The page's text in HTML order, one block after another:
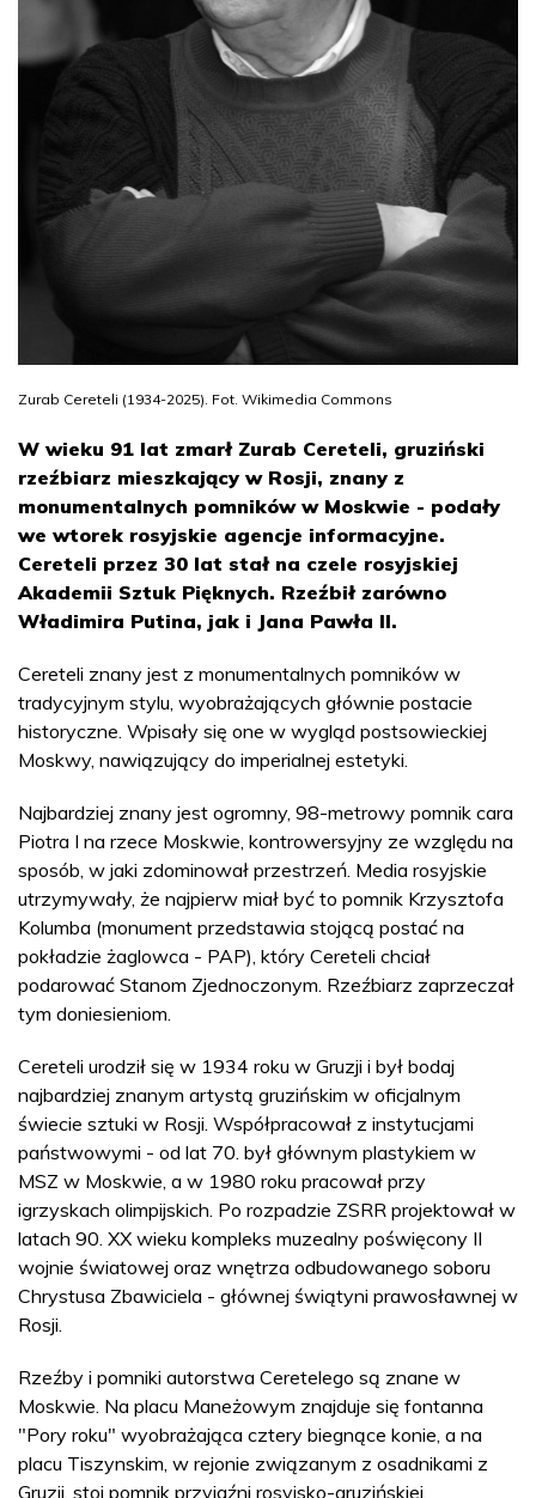
Zurab Cereteli (1934-2025). Fot. Wikimedia Commons
W wieku 91 lat zmarł Zurab Cereteli, gruziński
rzeźbiarz mieszkający w Rosji, znany z
monumentalnych pomników w Moskwie - podały
we wtorek rosyjskie agencje informacyjne.
Cereteli przez 30 lat stał na czele rosyjskiej
Akademii Sztuk Pięknych. Rzeźbił zarówno
Władimira Putina, jak i Jana Pawła II.
Cereteli znany jest z monumentalnych pomników w
tradycyjnym stylu, wyobrażających głównie postacie
historyczne. Wpisały się one w wygląd postsowieckiej
Moskwy, nawiązujący do imperialnej estetyki.
Najbardziej znany jest ogromny, 98-metrowy pomnik cara
Piotra I na rzece Moskwie, kontrowersyjny ze względu na
sposób, w jaki zdominował przestrzeń. Media rosyjskie
utrzymywały, że najpierw miał być to pomnik Krzysztofa
Kolumba (monument przedstawia stojącą postać na
pokładzie żaglowca - PAP), który Cereteli chciał
podarować Stanom Zjednoczonym. Rzeźbiarz zaprzeczał
tym doniesieniom.
Cereteli urodził się w 1934 roku w Gruzji i był bodaj
najbardziej znanym artystą gruzińskim w oficjalnym
świecie sztuki w Rosji. Współpracował z instytucjami
państwowymi - od lat 70. był głównym plastykiem w
MSZ w Moskwie, a w 1980 roku pracował przy
igrzyskach olimpijskich. Po rozpadzie ZSRR projektował w
latach 90. XX wieku kompleks muzealny poświęcony II
wojnie światowej oraz wnętrza odbudowanego soboru
Chrystusa Zbawiciela - głównej świątyni prawosławnej w
Rosji.
Rzeźby i pomniki autorstwa Ceretelego są znane w
Moskwie. Na placu Maneżowym znajduje się fontanna
"Pory roku" wyobrażająca cztery biegnące konie, a na
placu Tiszynskim, w rejonie związanym z osadnikami z
Gruzji, stoi pomnik przyjaźni rosyjsko-gruzińskiej.